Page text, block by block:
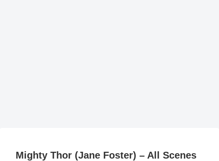
Mighty Thor (Jane Foster) – All Scenes